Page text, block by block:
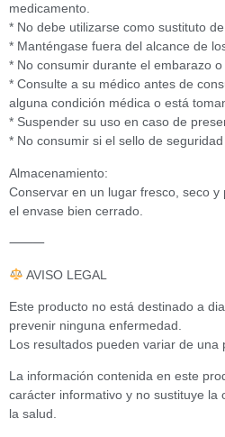
medicamento.
* No debe utilizarse como sustituto
* Manténgase fuera del alcance de
* No consumir durante el embarazo o
* Consulte a su médico antes de
alguna condición médica o está
* Suspender su uso en caso de
* No consumir si el sello de
Almacenamiento:
Conservar en un lugar fresco, seco
el envase bien cerrado.
⸻
AVISO LEGAL
Este producto no está destinado a
prevenir ninguna enfermedad.
Los resultados pueden variar de una
La información contenida en este
carácter informativo y no sustituye la
la salud.